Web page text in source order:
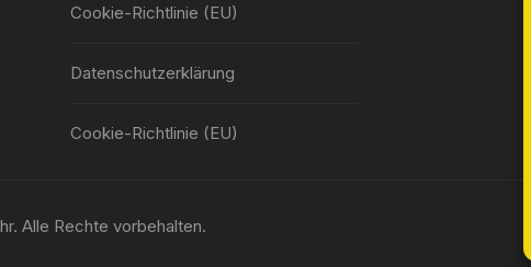
Cookie-Richtlinie (EU)
Datenschutzerklärung
Cookie-Richtlinie (EU)
Alle Rechte vorbehalten.